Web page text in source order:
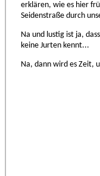
erklären, wie es hier
Seidenstraße durch
Na und lustig ist ja,
keine Jurten kennt...
Na, dann wird es Zeit,